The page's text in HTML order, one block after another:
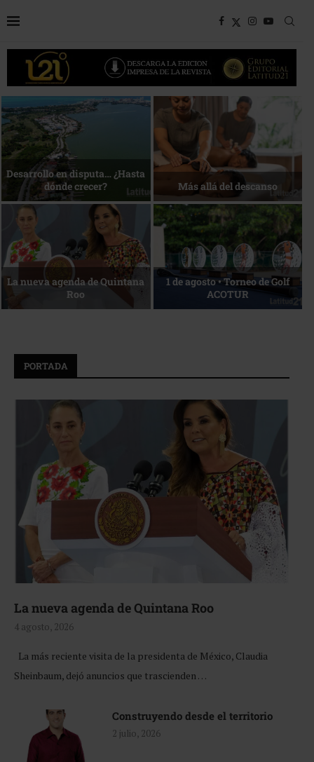
Bottega, un viaje servido a la
mesa
Energía que Impulsa la
competitividad
Reconocimiento de viajeros La esencia del servicio
PORTADA
La nueva agenda de Quintana Roo
4 agosto, 2026
La más reciente visita de la presidenta de México, Claudia
Sheinbaum, dejó anuncios que trascienden …
Construyendo desde el territorio
2 julio, 2026